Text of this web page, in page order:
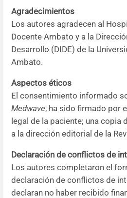
Agradecimientos
Los autores agradecen al
Docente Ambato y a la
Desarrollo (DIDE) de la
Ambato.
Aspectos éticos
El consentimiento informado
Medwave, ha sido firmado por
legal de la paciente; una copia
a la dirección editorial de la
Declaración de conflictos de
Los autores completaron el
declaración de conflictos de
declaran no haber recibido